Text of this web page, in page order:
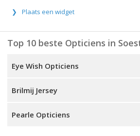
Plaats een widget
Top 10 beste Opticiens in
Eye Wish Opticiens
Brilmij Jersey
Pearle Opticiens